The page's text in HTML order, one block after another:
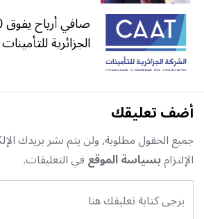
الجزائرية للتأمينات
أضف تعليقك
جميع الحقول مطلوبة, ولن يتم نشر بريدك
الإلتزامبسياسة الموقعفي التعليقات.